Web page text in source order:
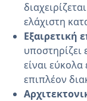
ελάχιστη
Εξαιρετική
υποστηρίζει
είναι
επιπλέον